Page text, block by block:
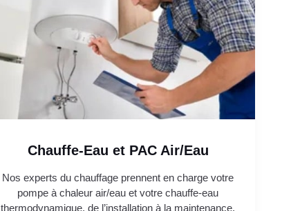
Chauffe-Eau et PAC Air/Eau
Nos experts du chauffage prennent en charge votre
pompe à chaleur air/eau et votre chauffe-eau
thermodynamique, de l’installation à la maintenance.